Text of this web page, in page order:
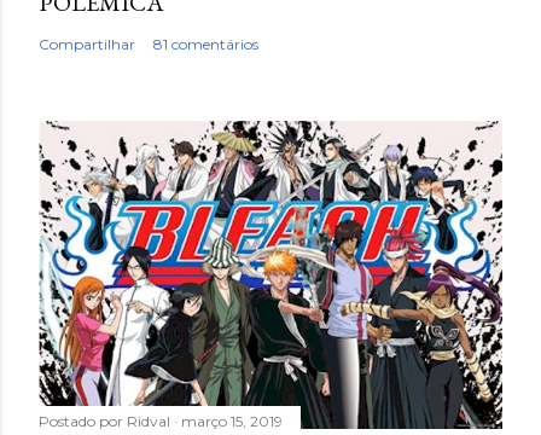
Compartilhar 81 comentários
Postado por Ridval março 15, 2019